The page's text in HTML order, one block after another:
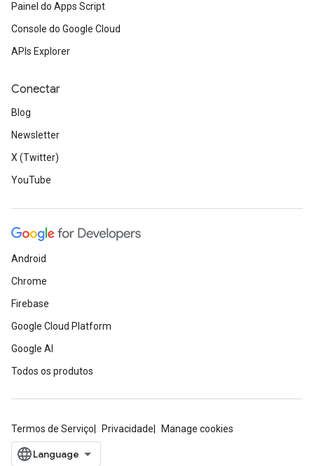
Painel do Apps Script
Console do Google Cloud
APIs Explorer
Conectar
Blog
Newsletter
X (Twitter)
YouTube
Android
Chrome
Firebase
Google Cloud Platform
Google AI
Todos os produtos
Termos de Serviço Privacidade Manage cookies